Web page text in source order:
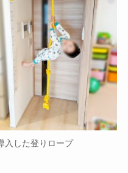
入した登りロープ